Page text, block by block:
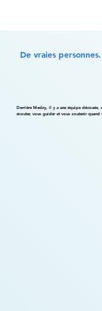
De vraies
Derrière Medzy, il y a une équipe
écouter, vous guider et vous soutenir quand